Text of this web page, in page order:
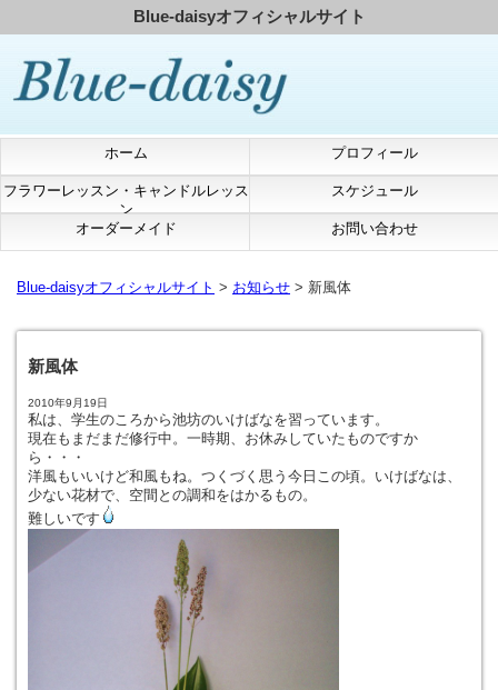
Blue-daisyオフィシャルサイト
ホーム プロフィール
フラワーレッスン・キャンドルレッス
ン
スケジュール
オーダーメイド お問い合わせ
Blue-daisyオフィシャルサイト > お知らせ > 新風体
新風体
2010年9月19日
私は、学生のころから池坊のいけばなを習っています。
現在もまだまだ修行中。一時期、お休みしていたものですか
ら・・・
洋風もいいけど和風もね。つくづく思う今日この頃。いけばなは、
少ない花材で、空間との調和をはかるもの。
難しいです